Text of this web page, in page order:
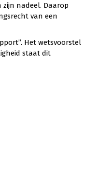
nadeel. Daarop
van een
Het wetsvoorstel
staat dit